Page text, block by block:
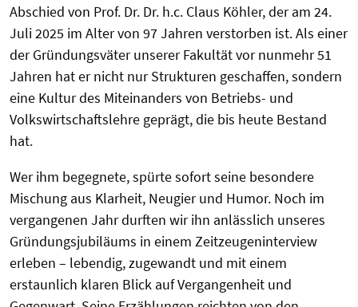
Abschied von Prof. Dr. Dr. h.c. Claus Köhler, der am 24.
Juli 2025 im Alter von 97 Jahren verstorben ist. Als einer
der Gründungsväter unserer Fakultät vor nunmehr 51
Jahren hat er nicht nur Strukturen geschaffen, sondern
eine Kultur des Miteinanders von Betriebs- und
Volkswirtschaftslehre geprägt, die bis heute Bestand
hat.
Wer ihm begegnete, spürte sofort seine besondere
Mischung aus Klarheit, Neugier und Humor. Noch im
vergangenen Jahr durften wir ihn anlässlich unseres
Gründungsjubiläums in einem Zeitzeugeninterview
erleben – lebendig, zugewandt und mit einem
erstaunlich klaren Blick auf Vergangenheit und